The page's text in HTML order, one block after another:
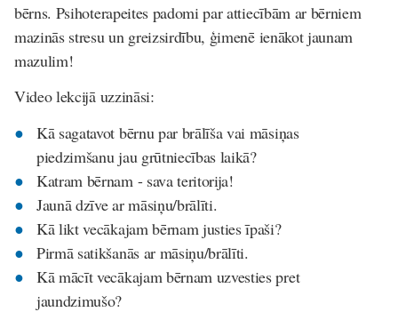
bērns. Psihoterapeites padomi par attiecībām ar bērniem
mazinās stresu un greizsirdību, ģimenē ienākot jaunam
mazulim!
Video lekcijā uzzināsi:
Kā sagatavot bērnu par brālīša vai māsiņas
piedzimšanu jau grūtniecības laikā?
Katram bērnam - sava teritorija!
Jaunā dzīve ar māsiņu/brālīti.
Kā likt vecākajam bērnam justies īpaši?
Pirmā satikšanās ar māsiņu/brālīti.
Kā mācīt vecākajam bērnam uzvesties pret
jaundzimušo?